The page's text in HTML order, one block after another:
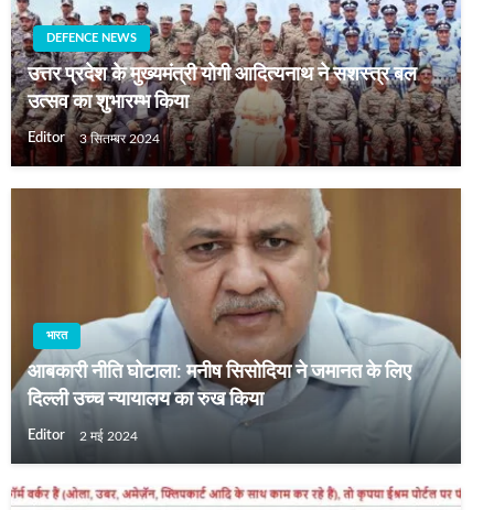
DEFENCE NEWS
उत्तर प्रदेश के मुख्‍यमंत्री योगी आदित्‍यनाथ ने सशस्‍त्र बल
उत्‍सव का शुभारम्‍भ किया
Editor 3 सितम्बर 2024
भारत
आबकारी नीति घोटाला: मनीष सिसोदिया ने जमानत के लिए
दिल्ली उच्च न्यायालय का रुख किया
Editor 2 मई 2024